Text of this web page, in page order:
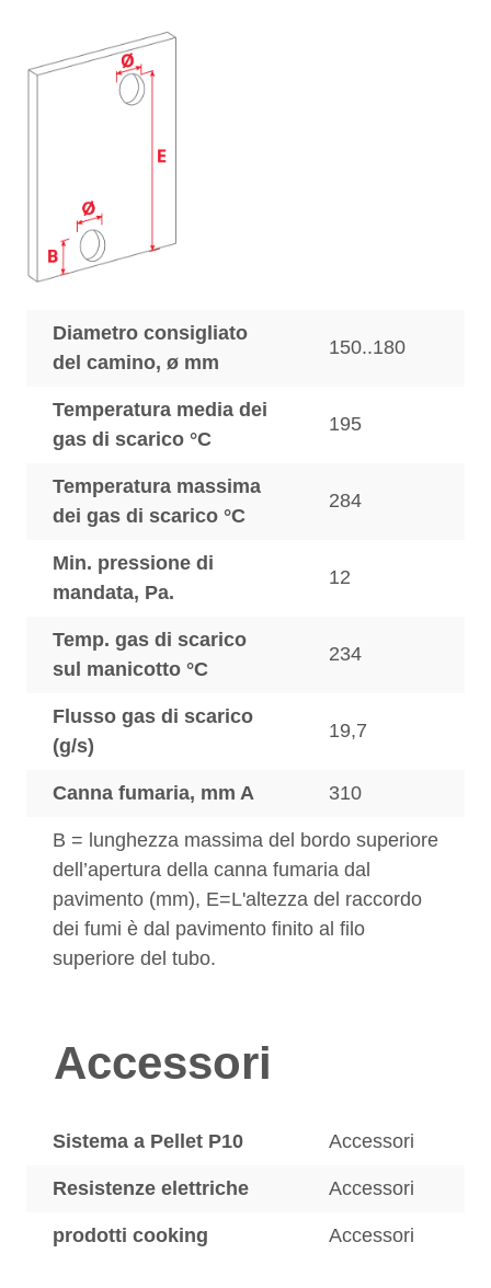
Diametro consigliato
del camino, ø mm
150..180
Temperatura media dei
gas di scarico °C
195
Temperatura massima
dei gas di scarico °C
284
Min. pressione di
mandata, Pa.
12
Temp. gas di scarico
sul manicotto °C
234
Flusso gas di scarico
(g/s)
19,7
Canna fumaria, mm A 310
B = lunghezza massima del bordo superiore
dell’apertura della canna fumaria dal
pavimento (mm), E=L'altezza del raccordo
dei fumi è dal pavimento finito al filo
superiore del tubo.
Accessori
Sistema a Pellet P10 Accessori
Resistenze elettriche Accessori
prodotti cooking Accessori